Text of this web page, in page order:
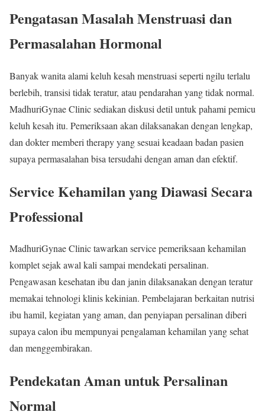
Pengatasan Masalah Menstruasi dan
Permasalahan Hormonal
Banyak wanita alami keluh kesah menstruasi seperti ngilu terlalu
berlebih, transisi tidak teratur, atau pendarahan yang tidak normal.
MadhuriGynae Clinic sediakan diskusi detil untuk pahami pemicu
keluh kesah itu. Pemeriksaan akan dilaksanakan dengan lengkap,
dan dokter memberi therapy yang sesuai keadaan badan pasien
supaya permasalahan bisa tersudahi dengan aman dan efektif.
Service Kehamilan yang Diawasi Secara
Professional
MadhuriGynae Clinic tawarkan service pemeriksaan kehamilan
komplet sejak awal kali sampai mendekati persalinan.
Pengawasan kesehatan ibu dan janin dilaksanakan dengan teratur
memakai tehnologi klinis kekinian. Pembelajaran berkaitan nutrisi
ibu hamil, kegiatan yang aman, dan penyiapan persalinan diberi
supaya calon ibu mempunyai pengalaman kehamilan yang sehat
dan menggembirakan.
Pendekatan Aman untuk Persalinan
Normal